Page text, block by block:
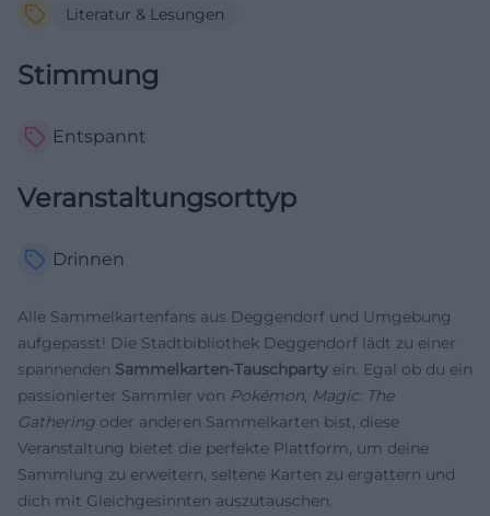
Literatur & Lesungen
Stimmung
Entspannt
Veranstaltungsorttyp
Drinnen
Alle Sammelkartenfans aus Deggendorf und Umgebung
aufgepasst! Die Stadtbibliothek Deggendorf lädt zu einer
spannenden Sammelkarten-Tauschparty ein. Egal ob du ein
passionierter Sammler von Pokémon, Magic: The
Gathering oder anderen Sammelkarten bist, diese
Veranstaltung bietet die perfekte Plattform, um deine
Sammlung zu erweitern, seltene Karten zu ergattern und
dich mit Gleichgesinnten auszutauschen.